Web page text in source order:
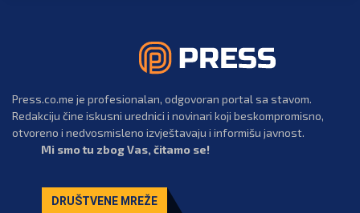
Press.co.me je profesionalan, odgovoran portal sa stavom.
Redakciju čine iskusni urednici i novinari koji beskompromisno,
otvoreno i nedvosmisleno izvještavaju i informišu javnost.
Mi smo tu zbog Vas, čitamo se!
DRUŠTVENE MREŽE